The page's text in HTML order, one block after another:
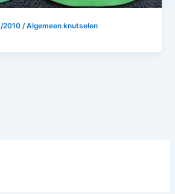
2010/Algemeen knutselen